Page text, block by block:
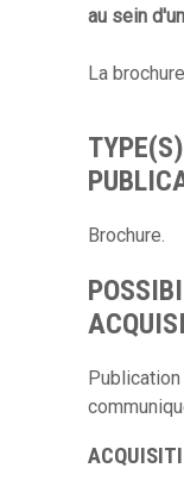
au sein
La
Brochure.